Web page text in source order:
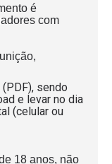
é
com
sendo
e levar no dia
(celular ou
18 anos, não